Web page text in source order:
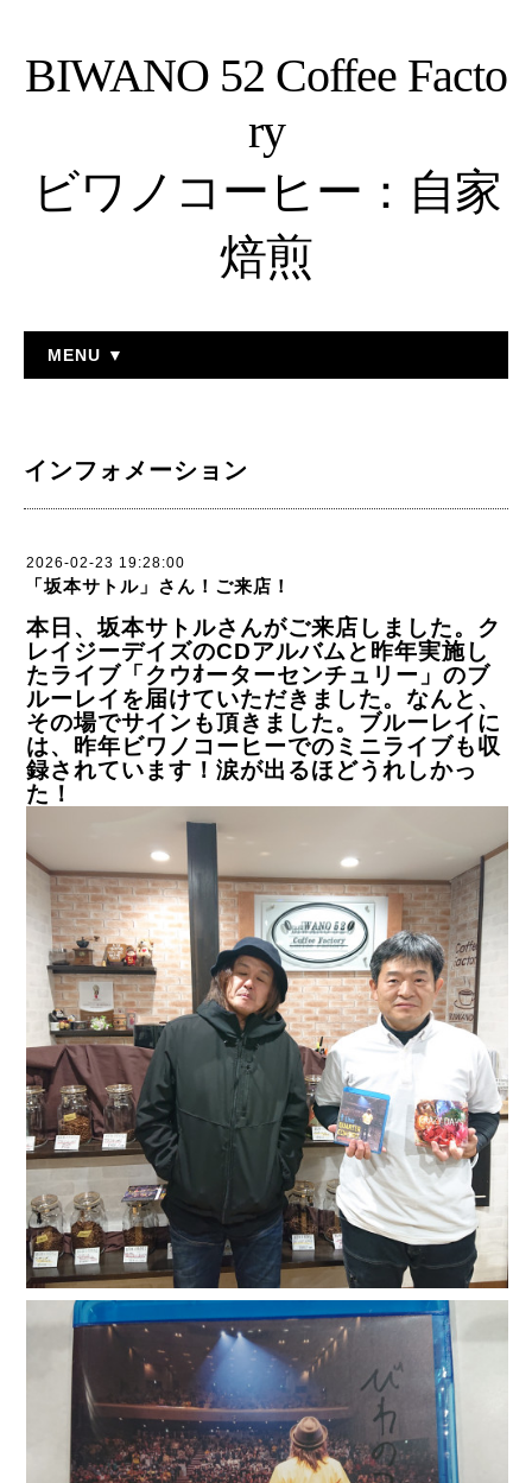
BIWANO 52 Coffee Facto
ry
ビワノコーヒー：自家
焙煎
MENU ▼
インフォメーション
2026-02-23 19:28:00
「坂本サトル」さん！ご来店！
本日、坂本サトルさんがご来店しました。ク
レイジーデイズのCDアルバムと昨年実施し
たライブ「クウｵーターセンチュリー」のブ
ルーレイを届けていただきました。なんと、
その場でサインも頂きました。ブルーレイに
は、昨年ビワノコーヒーでのミニライブも収
録されています！涙が出るほどうれしかっ
た！